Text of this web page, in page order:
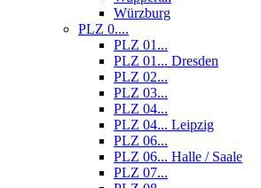
Würzburg
PLZ 0....
PLZ 01...
PLZ 01... Dresden
PLZ 02...
PLZ 03...
PLZ 04...
PLZ 04... Leipzig
PLZ 06...
PLZ 06... Halle / Saale
PLZ 07...